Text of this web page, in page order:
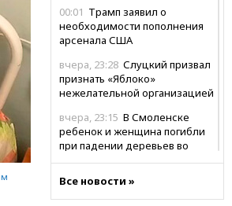
00:01 Трамп заявил о
необходимости пополнения
арсенала США
вчера, 23:28 Слуцкий призвал
признать «Яблоко»
нежелательной организацией
вчера, 23:15 В Смоленске
ребенок и женщина погибли
при падении деревьев во
вчера, 22:55В Москве в
пятницу ожидаются ливни
Все новости »